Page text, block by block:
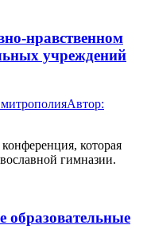
нравственном
учреждений
Автор:
которая
гимназии.
образовательные